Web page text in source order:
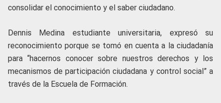
consolidar el conocimiento y el saber ciudadano.
Dennis Medina estudiante universitaria, expresó su
reconocimiento porque se tomó en cuenta a la ciudadanía
para “hacernos conocer sobre nuestros derechos y los
mecanismos de participación ciudadana y control social” a
través de la Escuela de Formación.